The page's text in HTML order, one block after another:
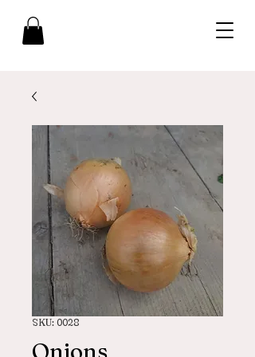
SKU: 0028
Onions